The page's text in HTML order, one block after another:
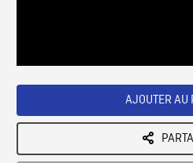
AJOUTER AU